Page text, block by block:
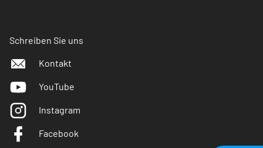
Schreiben Sie uns
Kontakt
YouTube
Instagram
Facebook